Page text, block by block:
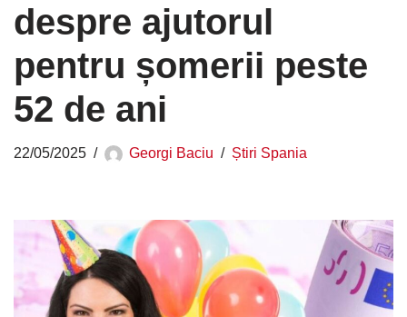
despre ajutorul
pentru șomerii peste
52 de ani
22/05/2025 Georgi Baciu Știri Spania